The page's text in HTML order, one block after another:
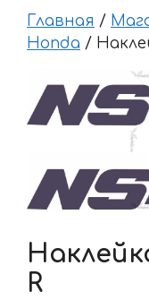
Главная /
Honda /
R